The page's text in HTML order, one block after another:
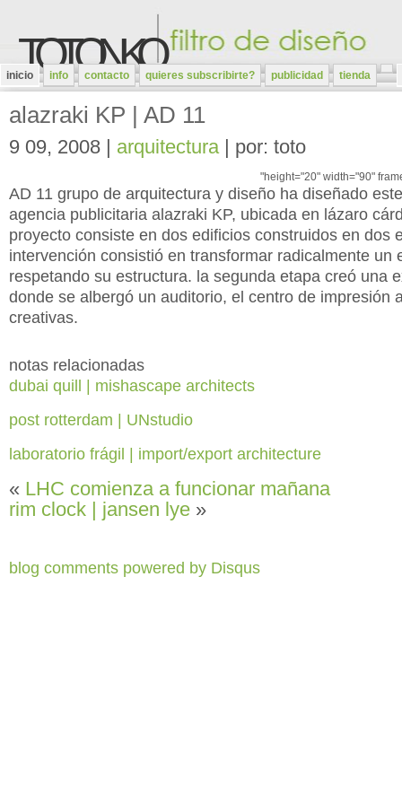
TOTONKO
inicio info contacto quieres subscribirte? publicidad tienda
alazraki KP | AD 11
9 09, 2008 | arquitectura| por: toto
"height="20" width="90"
AD 11 grupo de arquitectura y diseño ha diseñado
agencia publicitaria alazraki KP, ubicada en lázaro
proyecto consiste en dos edificios construidos en dos
intervención consistió en transformar radicalmente un
respetando su estructura. la segunda etapa creó una
donde se albergó un auditorio, el centro de impresión
creativas.
notas relacionadas
dubai quill | mishascape architects
post rotterdam | UNstudio
laboratorio frágil | import/export architecture
« LHC comienza a funcionar mañana
rim clock | jansen lye »
blog comments powered by Disqus